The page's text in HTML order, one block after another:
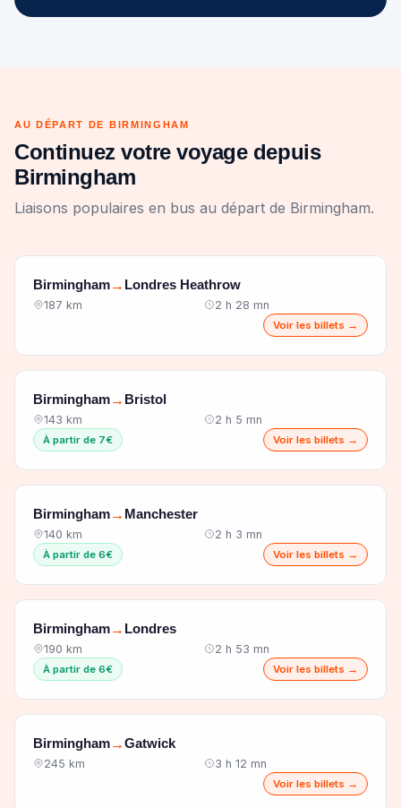
AU DÉPART DE BIRMINGHAM
Continuez votre voyage depuis
Birmingham
Liaisons populaires en bus au départ de Birmingham.
Birmingham→ Londres Heathrow
187 km 2 h 28 mn
Voir les billets →
Birmingham→ Bristol
143 km 2 h 5 mn
À partir de 7€ Voir les billets →
Birmingham→ Manchester
140 km 2 h 3 mn
À partir de 6€ Voir les billets →
Birmingham→ Londres
190 km 2 h 53 mn
À partir de 6€ Voir les billets →
Birmingham→Gatwick
245 km 3 h 12 mn
Voir les billets →